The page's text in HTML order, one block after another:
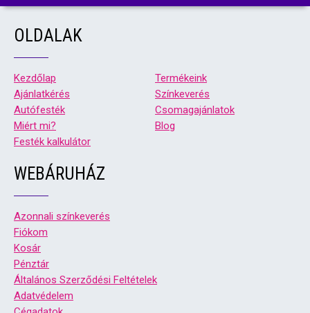
OLDALAK
Kezdőlap
Termékeink
Ajánlatkérés
Színkeverés
Autófesték
Csomagajánlatok
Miért mi?
Blog
Festék kalkulátor
WEBÁRUHÁZ
Azonnali színkeverés
Fiókom
Kosár
Pénztár
Általános Szerződési Feltételek
Adatvédelem